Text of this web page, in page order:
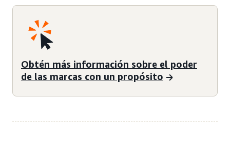
Obtén más información sobre el poder
de las marcas con un propósito